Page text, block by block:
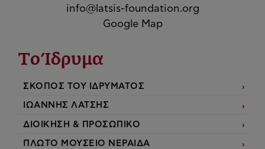
info@latsis-foundation.org
Google Map
Το Ίδρυμα
ΣΚΟΠΟΣ ΤΟΥ ΙΔΡΥΜΑΤΟΣ
ΙΩΑΝΝΗΣ ΛΑΤΣΗΣ
ΔΙΟΙΚΗΣΗ & ΠΡΟΣΩΠΙΚΟ
ΠΛΩΤΟ ΜΟΥΣΕΙΟ ΝΕΡΑΙΔΑ